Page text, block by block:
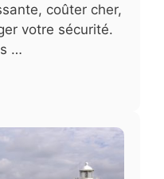
coûter cher,
votre sécurité.
…